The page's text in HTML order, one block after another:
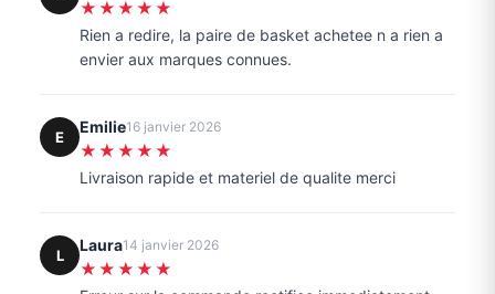
★★★★★
Rien a redire, la paire de basket achetee n a rien a
envier aux marques connues.
E
Emilie16 janvier 2026
★★★★★
Livraison rapide et materiel de qualite merci
L
Laura14 janvier 2026
★★★★★